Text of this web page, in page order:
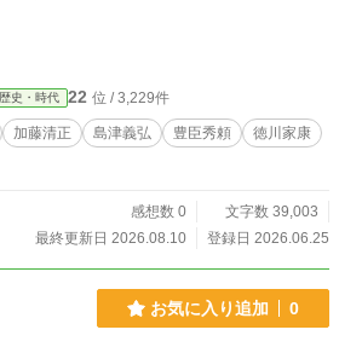
歴史・時代 22 位 / 3,229件
加藤清正 島津義弘 豊臣秀頼
徳川家康
感想数 0
文字数 39,003
最終更新日 2026.08.10
登録日 2026.06.25
お気に入り追加 0